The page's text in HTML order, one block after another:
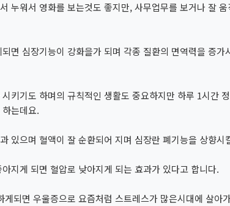
누워서 영화를 보는것도 좋지만, 사무업무를 보거나 잘
면 심장기능이 강화을가 되며 각종 질환의 면역력을 증
키기도 하며의 규칙적인 생활도 중요하지만 하루 1시간
는데요.
있으며 혈액이 잘 순환되어 지며 심장란 폐기능을 상향시
지게 되면 혈압로 낮아지게 되는 효과가 있다고 합니다.
게되면 우울증으로 요즘처럼 스트레스가 많은시대에 살아